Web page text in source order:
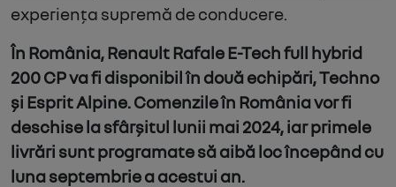
experiența supremă de conducere.
În România, Renault Rafale E-Tech full hybrid
200 CP va fi disponibil în două echipări, Techno
și Esprit Alpine. Comenzile în România vor fi
deschise la sfârșitul lunii mai 2024, iar primele
livrări sunt programate să aibă loc începând cu
luna septembrie a acestui an.